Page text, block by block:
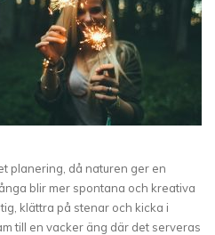
planering, då naturen ger en
blir mer spontana och kreativa
klättra på stenar och kicka i
till en vacker äng där det serveras